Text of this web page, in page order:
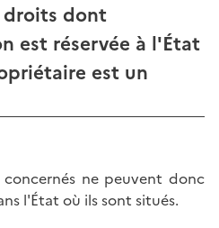
droits dont
est réservée à l'État
est un
ne peuvent donc
l'État où ils sont situés.